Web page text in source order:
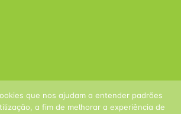
que nos ajudam a entender padrões
a fim de melhorar a experiência de